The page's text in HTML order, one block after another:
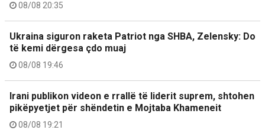
08/08 20:35
Ukraina siguron raketa Patriot nga SHBA, Zelensky: Do
të kemi dërgesa çdo muaj
08/08 19:46
Irani publikon videon e rrallë të liderit suprem, shtohen
pikëpyetjet për shëndetin e Mojtaba Khameneit
08/08 19:21